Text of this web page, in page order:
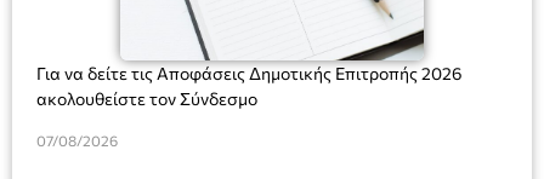
Για να δείτε τις Αποφάσεις Δημοτικής Επιτροπής 2026
ακολουθείστε τον Σύνδεσμο
07/08/2026